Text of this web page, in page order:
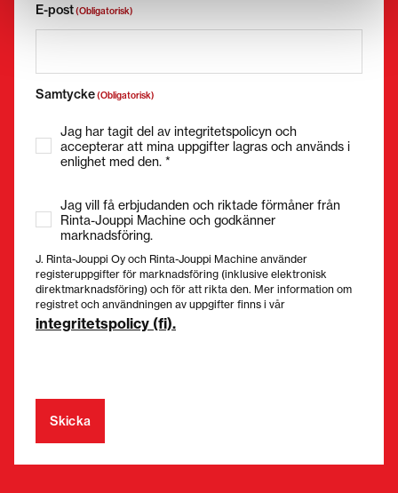
E-post(Obligatorisk)
Samtycke(Obligatorisk)
Jag har tagit del av integritetspolicyn och
accepterar att mina uppgifter lagras och används i
enlighet med den. *
Jag vill få erbjudanden och riktade förmåner från
Rinta-Jouppi Machine och godkänner
marknadsföring.
J. Rinta-Jouppi Oy och Rinta-Jouppi Machine använder
registeruppgifter för marknadsföring (inklusive elektronisk
direktmarknadsföring) och för att rikta den. Mer information om
registret och användningen av uppgifter finns i vår
integritetspolicy (fi).